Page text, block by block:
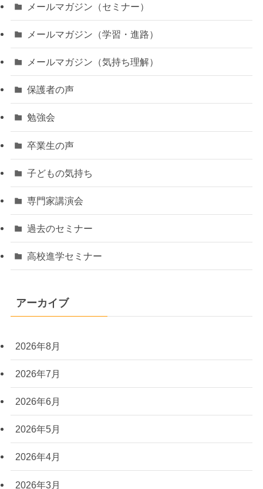
メールマガジン（セミナー）
メールマガジン（学習・進路）
メールマガジン（気持ち理解）
保護者の声
勉強会
卒業生の声
子どもの気持ち
専門家講演会
過去のセミナー
高校進学セミナー
アーカイブ
2026年8月
2026年7月
2026年6月
2026年5月
2026年4月
2026年3月